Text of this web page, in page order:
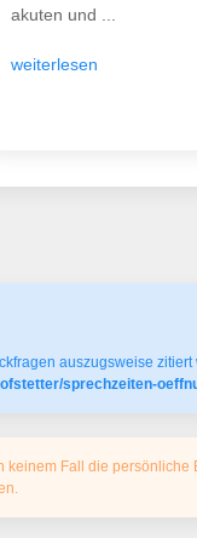
akuten und ...
weiterlesen
auszugsweise
sprechzeiten-
Fall die